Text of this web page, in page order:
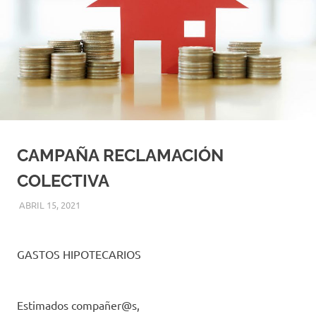
CAMPAÑA RECLAMACIÓN
COLECTIVA
ABRIL 15, 2021
GASTOS HIPOTECARIOS
Estimados compañer@s,